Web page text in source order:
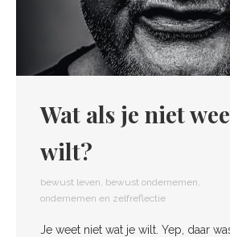
Wat als je niet
wilt?
bewust leven, bewust ondernemen,
ondernemen en zelfreflectie
Je weet niet wat je wilt. Yep, daar